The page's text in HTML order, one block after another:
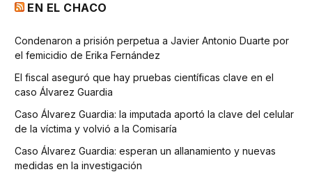
EN EL CHACO
Condenaron a prisión perpetua a Javier Antonio Duarte por
el femicidio de Erika Fernández
El fiscal aseguró que hay pruebas científicas clave en el
caso Álvarez Guardia
Caso Álvarez Guardia: la imputada aportó la clave del celular
de la víctima y volvió a la Comisaría
Caso Álvarez Guardia: esperan un allanamiento y nuevas
medidas en la investigación